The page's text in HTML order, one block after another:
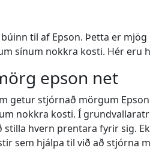
til af Epson. Þetta er
sínum nokkra kosti. Hér eru
epson net
getur stjórnað mörgum
nokkra kosti. Í
hvern prentara fyrir sig.
sem hjálpa til við að stjórna